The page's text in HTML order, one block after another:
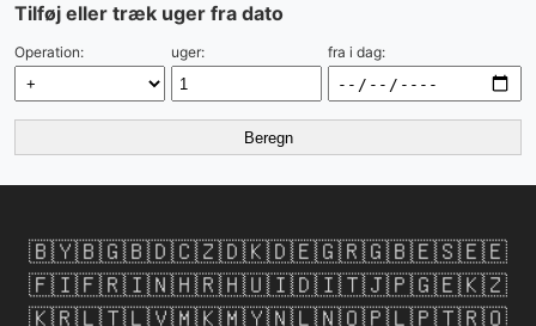
Tilføj eller træk uger fra dato
Operation: uger: fra i dag:
Beregn
🇧🇾🇧🇬🇧🇩🇨🇿🇩🇰🇩🇪🇬🇷🇬🇧🇪🇸🇪🇪
🇫🇮🇫🇷🇮🇳🇭🇷🇭🇺🇮🇩🇮🇹🇯🇵🇬🇪🇰🇿
🇰🇷🇱🇹🇱🇻🇲🇰🇲🇾🇳🇱🇳🇴🇵🇱🇵🇹🇷🇴